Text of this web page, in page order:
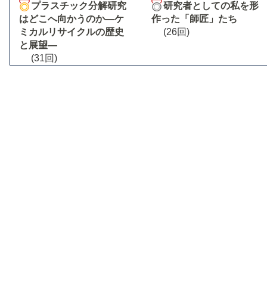
プラスチック分解研究
はどこへ向かうのか―ケ
ミカルリサイクルの歴史
と展望―
(31回)
研究者としての私を形
作った「師匠」たち
(26回)